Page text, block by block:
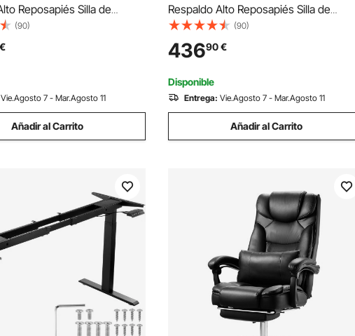
Reposapiés Silla de
con Cojín de
Resiliencia Silla Giratoria
para Trabajar, Estudiar,
(90)
€
Vie.Agosto 7 - Mar.Agosto 11
Añadir al Carrito
Respaldo Alto Reposapiés Silla de
Escritorio Ergonómica con Cojín de
Espuma de Alta Resiliencia Silla Giratoria
de Cuero PU para Trabajar, Estudiar,
Marrón
(90)
43690€
Disponible
Entrega: Vie.Agosto 7 - Mar.Agosto 11
Añadir al Carrito